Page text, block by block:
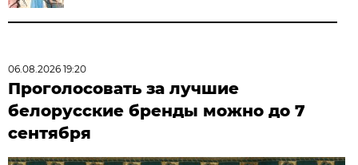
06.08.2026 19:20
Проголосовать за лучшие
белорусские бренды можно до 7
сентября